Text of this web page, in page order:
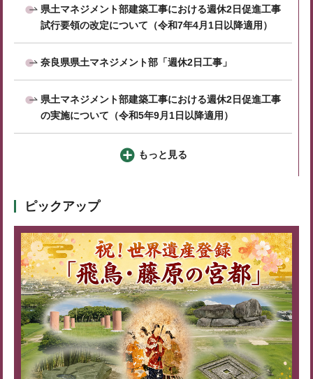
県土マネジメント部建築工事における週休2日促進工事
試行要領の改定について（令和7年4月1日以降適用）
奈良県県土マネジメント部「週休2日工事」
県土マネジメント部建築工事における週休2日促進工事
の実施について（令和5年9月1日以降適用）
もっと見る
ピックアップ